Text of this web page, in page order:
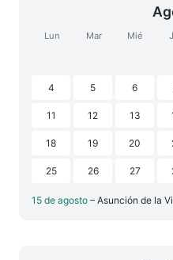
Lun Mar Mié
4 5 6
11 12 13
18 19 20
25 26 27
15 de agosto – Asunción de la